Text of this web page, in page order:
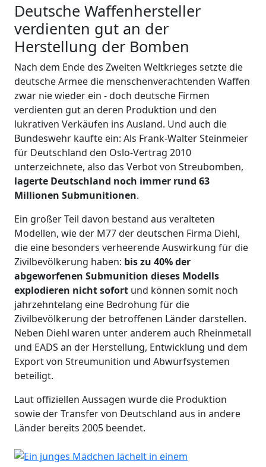
Deutsche Waffenhersteller
verdienten gut an der
Herstellung der Bomben
Nach dem Ende des Zweiten Weltkrieges setzte die
deutsche Armee die menschenverachtenden Waffen
zwar nie wieder ein - doch deutsche Firmen
verdienten gut an deren Produktion und den
lukrativen Verkäufen ins Ausland. Und auch die
Bundeswehr kaufte ein: Als Frank-Walter Steinmeier
für Deutschland den Oslo-Vertrag 2010
unterzeichnete, also das Verbot von Streubomben,
lagerte Deutschland noch immer rund 63
Millionen Submunitionen.
Ein großer Teil davon bestand aus veralteten
Modellen, wie der M77 der deutschen Firma Diehl,
die eine besonders verheerende Auswirkung für die
Zivilbevölkerung haben: bis zu 40% der
abgeworfenen Submunition dieses Modells
explodieren nicht sofort und können somit noch
jahrzehntelang eine Bedrohung für die
Zivilbevölkerung der betroffenen Länder darstellen.
Neben Diehl waren unter anderem auch Rheinmetall
und EADS an der Herstellung, Entwicklung und dem
Export von Streumunition und Abwurfsystemen
beteiligt.
Laut offiziellen Aussagen wurde die Produktion
sowie der Transfer von Deutschland aus in andere
Länder bereits 2005 beendet.